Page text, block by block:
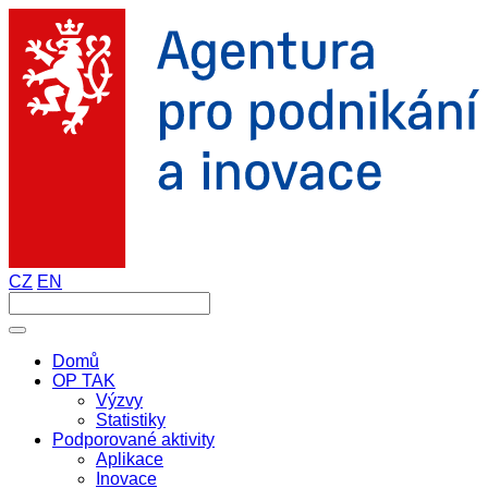
CZ EN
Domů
OP TAK
Výzvy
Statistiky
Podporované aktivity
Aplikace
Inovace